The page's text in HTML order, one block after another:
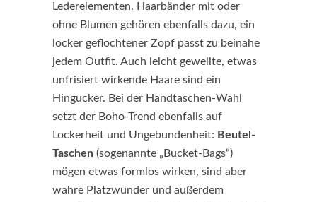
Lederelementen. Haarbänder mit oder
ohne Blumen gehören ebenfalls dazu, ein
locker geflochtener Zopf passt zu beinahe
jedem Outfit. Auch leicht gewellte, etwas
unfrisiert wirkende Haare sind ein
Hingucker. Bei der Handtaschen-Wahl
setzt der Boho-Trend ebenfalls auf
Lockerheit und Ungebundenheit: Beutel-
Taschen (sogenannte „Bucket-Bags“)
mögen etwas formlos wirken, sind aber
wahre Platzwunder und außerdem